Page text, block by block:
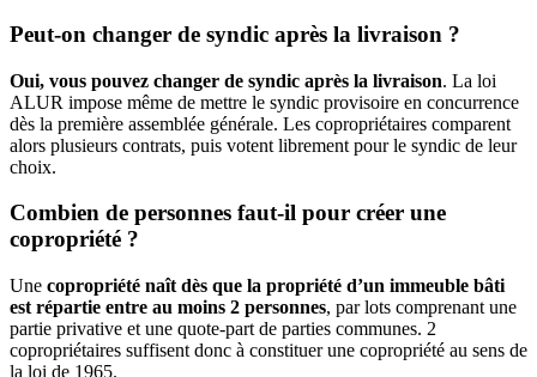
Peut-on changer de syndic après la livraison ?
Oui, vous pouvez changer de syndic après la livraison. La loi
ALUR impose même de mettre le syndic provisoire en concurrence
dès la première assemblée générale. Les copropriétaires comparent
alors plusieurs contrats, puis votent librement pour le syndic de leur
choix.
Combien de personnes faut-il pour créer une
copropriété ?
Une copropriété naît dès que la propriété d’un immeuble bâti
est répartie entre au moins 2 personnes, par lots comprenant une
partie privative et une quote-part de parties communes. 2
copropriétaires suffisent donc à constituer une copropriété au sens de
la loi de 1965.